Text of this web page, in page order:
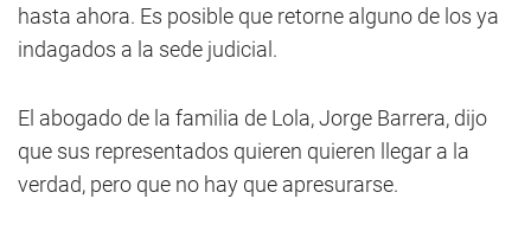
hasta ahora. Es posible que retorne alguno de los ya
indagados a la sede judicial.
El abogado de la familia de Lola, Jorge Barrera, dijo
que sus representados quieren quieren llegar a la
verdad, pero que no hay que apresurarse.